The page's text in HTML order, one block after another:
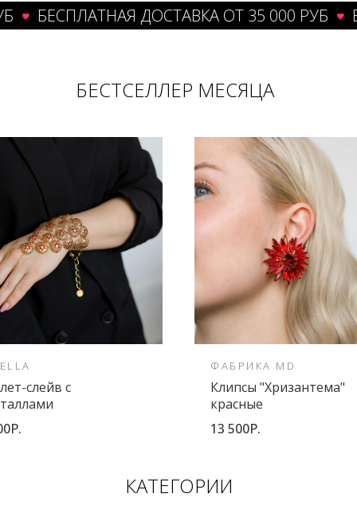
ДОСТАВКА ОТ 35 000 РУБ
БЕСТСЕЛЛЕР МЕСЯЦА
слейв с
ФАБРИКА MD
Клипсы "Хризантема"
красные
13 500Р.
КАТЕГОРИИ